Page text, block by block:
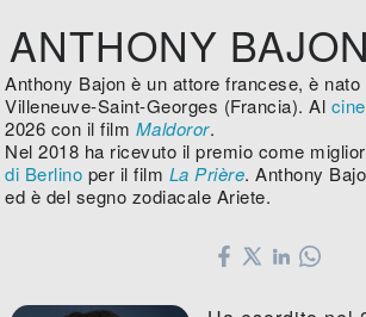
ANTHONY BAJON
Anthony Bajon è un attore francese, è
Villeneuve-Saint-Georges (Francia). Al
2026 con il film Maldoror.
Nel 2018 ha ricevuto il premio come
di Berlino per il film La Prière. Anthony
ed è del segno zodiacale Ariete.